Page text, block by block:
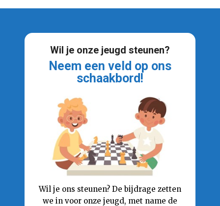
Wil je onze jeugd steunen?
Neem een veld op ons
schaakbord!
Wil je ons steunen? De bijdrage zetten
we in voor onze jeugd, met name de